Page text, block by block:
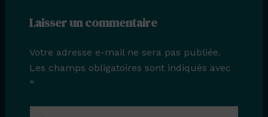
Laisser un commentaire
Votre adresse e-mail ne sera pas publiée.
Les champs obligatoires sont indiqués avec
*